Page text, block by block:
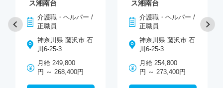
ス湘南台
介護職・ヘルパー /
正職員
神奈川県 藤沢市 石
川6-25-3
月給 249,800
円 ～ 268,400円
ス湘南台
介護職・ヘルパー /
正職員
神奈川県 藤沢市 石
川6-25-3
月給 254,800
円 ～ 273,400円